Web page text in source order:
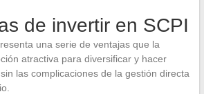
de invertir en SCPI
una serie de ventajas que la
atractiva para diversificar y hacer
las complicaciones de la gestión directa